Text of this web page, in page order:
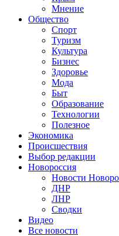
Мнение
Общество
Спорт
Туризм
Культура
Бизнес
Здоровье
Мода
Быт
Образование
Технологии
Полезное
Экономика
Происшествия
Выбор редакции
Новороссия
Новости
ДНР
ЛНР
Сводки
Видео
Все новости